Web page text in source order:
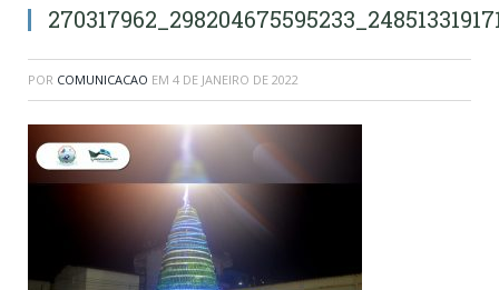
POR COMUNICACAO EM 4 DE JANEIRO DE 2022